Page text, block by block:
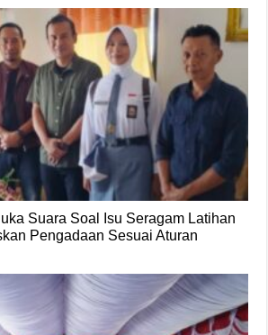
Suara Soal Isu Seragam Latihan
Pengadaan Sesuai Aturan